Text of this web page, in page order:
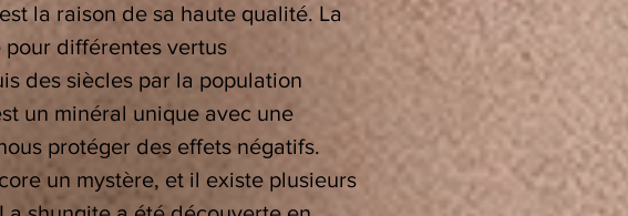
la raison de sa haute qualité. La
différentes vertus
des siècles par la population
un minéral unique avec une
protéger des effets négatifs.
un mystère, et il existe plusieurs